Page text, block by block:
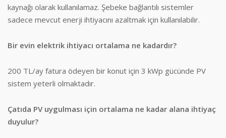
kaynağı olarak kullanılamaz. Şebeke bağlantılı sistemler
sadece mevcut enerji ihtiyacını azaltmak için kullanılabilir.
Bir evin elektrik ihtiyacı ortalama ne kadardır?
200 TL/ay fatura ödeyen bir konut için 3 kWp gücünde PV
sistem yeterli olmaktadır.
Çatıda PV uygulması için ortalama ne kadar alana ihtiyaç
duyulur?